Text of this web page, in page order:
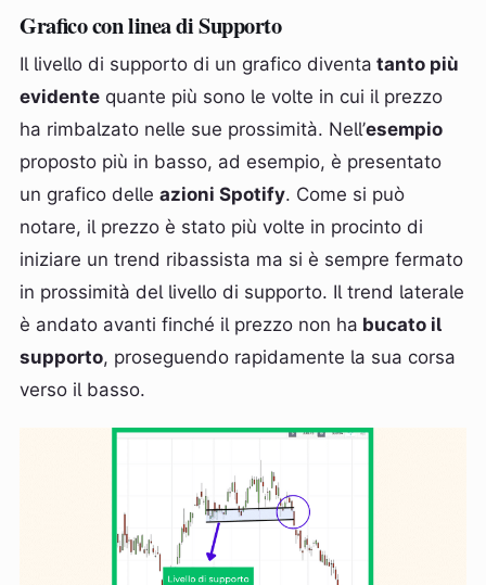
Grafico con linea di Supporto
Il livello di supporto di un grafico diventa tanto più
evidente quante più sono le volte in cui il prezzo
ha rimbalzato nelle sue prossimità. Nell’esempio
proposto più in basso, ad esempio, è presentato
un grafico delle azioni Spotify. Come si può
notare, il prezzo è stato più volte in procinto di
iniziare un trend ribassista ma si è sempre fermato
in prossimità del livello di supporto. Il trend laterale
è andato avanti finché il prezzo non ha bucato il
supporto, proseguendo rapidamente la sua corsa
verso il basso.